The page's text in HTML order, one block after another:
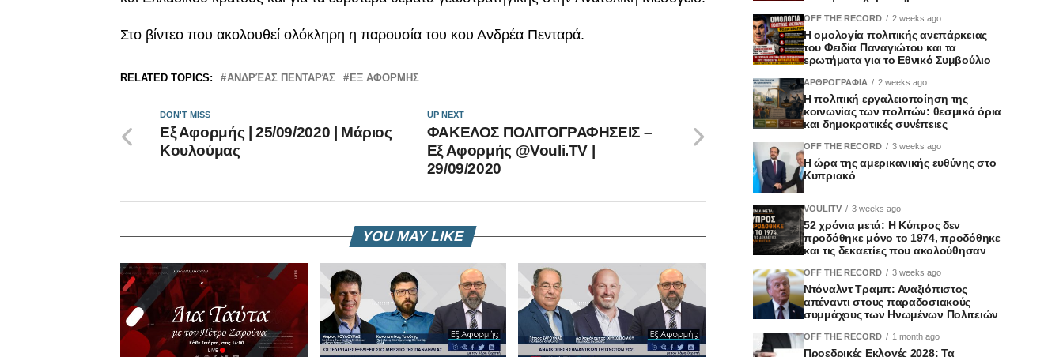
Στο βίντεο που ακολουθεί ολόκληρη η παρουσία του κου Ανδρέα Πενταρά.
RELATED TOPICS: ΑΝΔΡΈΑΣ ΠΕΝΤΑΡΆΣ ΕΞ ΑΦΟΡΜΗΣ
UP NEXT
ΦΑΚΕΛΟΣ ΠΟΛΙΤΟΓΡΑΦΗΣΕΙΣ –
Εξ Αφορμής @Vouli.TV |
29/09/2020
DON'T MISS
Εξ Αφορμής | 25/09/2020 | Μάριος
Κουλούμας
YOU MAY LIKE
OFF THE RECORD 2 weeks ago
Η ομολογία πολιτικής ανεπάρκειας
του Φειδία Παναγιώτου και τα
ερωτήματα για το Εθνικό Συμβούλιο
ΑΡΘΡΟΓΡΑΦΙΑ 2 weeks ago
Η πολιτική εργαλειοποίηση της
κοινωνίας των πολιτών: θεσμικά όρια
και δημοκρατικές συνέπειες
OFF THE RECORD 3 weeks ago
Η ώρα της αμερικανικής ευθύνης στο
Κυπριακό
VOULITV 3 weeks ago
52 χρόνια μετά: Η Κύπρος δεν
προδόθηκε μόνο το 1974, προδόθηκε
και τις δεκαετίες που ακολούθησαν
OFF THE RECORD 3 weeks ago
Ντόναλντ Τραμπ: Αναξιόπιστος
απέναντι στους παραδοσιακούς
συμμάχους των Ηνωμένων Πολιτειών
OFF THE RECORD 1 month ago
Προεδρικές Εκλογές 2028: Τα